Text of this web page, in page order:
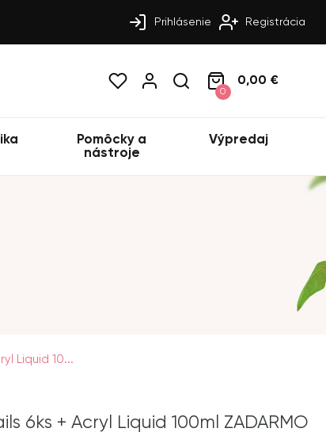
Prihlásenie Registrácia
0
0,00 €
Pomôcky a
nástroje
Výpredaj
Liquid 10...
6ks + Acryl Liquid 100ml ZADARMO